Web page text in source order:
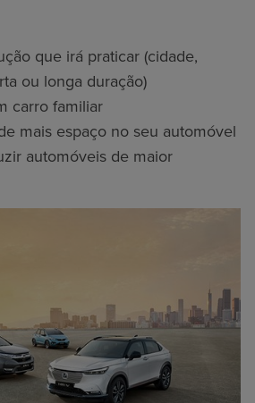
que irá praticar (cidade,
ou longa duração)
carro familiar
mais espaço no seu automóvel
automóveis de maior